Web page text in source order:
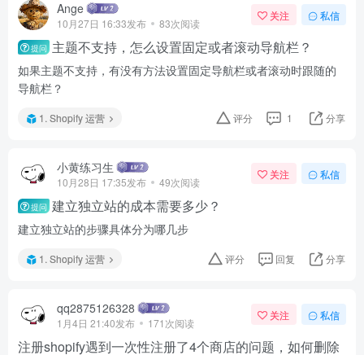
Ange
10月27日 16:33发布 83次阅读
关注 私信
提问 主题不支持，怎么设置固定或者滚动导航栏？
如果主题不支持，有没有方法设置固定导航栏或者滚动时跟随的
导航栏？
1. Shopify 运营 评分 1 分享
小黄练习生
10月28日 17:35发布 49次阅读
关注 私信
提问 建立独立站的成本需要多少？
建立独立站的步骤具体分为哪几步
1. Shopify 运营 评分 回复 分享
qq2875126328
1月4日 21:40发布 171次阅读
关注 私信
注册shopify遇到一次性注册了4个商店的问题，如何删除